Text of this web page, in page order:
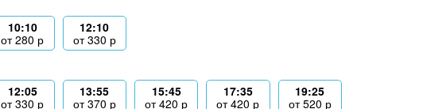
10:10
от280 р
12:10
от330 р
12:05
от330 р
13:55
от370 р
15:45
от420 р
17:35
от420 р
19:25
от520 р